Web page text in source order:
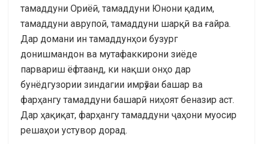
тамаддуни Ориёӣ, тамаддуни Юнони қадим,
тамаддуни аврупоӣ, тамаддуни шарқӣ ва ғайра.
Дар домани ин тамаддунҳои бузург
донишмандон ва мутафаккирони зиёде
парвариш ёфтаанд, ки нақши онҳо дар
бунёдгузории зиндагии имрӯзаи башар ва
фарҳангу тамаддуни башарӣ ниҳоят беназир аст.
Дар ҳақиқат, фарҳангу тамаддуни ҷаҳони муосир
решаҳои устувор дорад.